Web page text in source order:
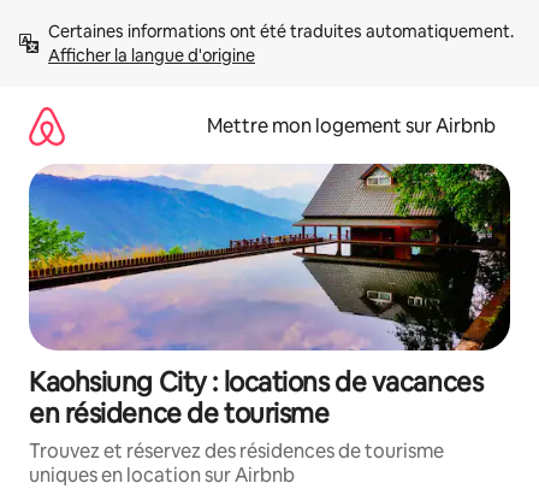
directement
Afficher la langue d'origine
Mettre mon logement sur Airbnb
Kaohsiung City : locations de vacances
en résidence de tourisme
Trouvez et réservez des résidences de tourisme
uniques en location sur Airbnb